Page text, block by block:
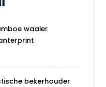
waaier
bekerhouder